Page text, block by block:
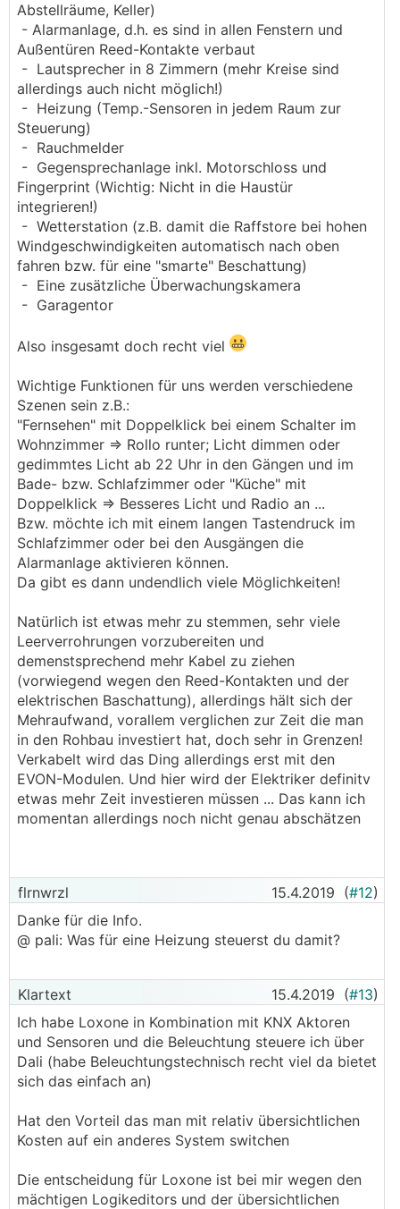
Abstellräume, Keller)
- Alarmanlage, d.h. es sind in allen Fenstern und
Außentüren Reed-Kontakte verbaut
- Lautsprecher in 8 Zimmern (mehr Kreise sind
allerdings auch nicht möglich!)
- Heizung (Temp.-Sensoren in jedem Raum zur
Steuerung)
- Rauchmelder
- Gegensprechanlage inkl. Motorschloss und
Fingerprint (Wichtig: Nicht in die Haustür
integrieren!)
- Wetterstation (z.B. damit die Raffstore bei hohen
Windgeschwindigkeiten automatisch nach oben
fahren bzw. für eine "smarte" Beschattung)
- Eine zusätzliche Überwachungskamera
- Garagentor
Also insgesamt doch recht viel
Wichtige Funktionen für uns werden verschiedene
Szenen sein z.B.:
"Fernsehen" mit Doppelklick bei einem Schalter im
Wohnzimmer => Rollo runter; Licht dimmen oder
gedimmtes Licht ab 22 Uhr in den Gängen und im
Bade- bzw. Schlafzimmer oder "Küche" mit
Doppelklick => Besseres Licht und Radio an ...
Bzw. möchte ich mit einem langen Tastendruck im
Schlafzimmer oder bei den Ausgängen die
Alarmanlage aktivieren können.
Da gibt es dann undendlich viele Möglichkeiten!
Natürlich ist etwas mehr zu stemmen, sehr viele
Leerverrohrungen vorzubereiten und
demenstsprechend mehr Kabel zu ziehen
(vorwiegend wegen den Reed-Kontakten und der
elektrischen Baschattung), allerdings hält sich der
Mehraufwand, vorallem verglichen zur Zeit die man
in den Rohbau investiert hat, doch sehr in Grenzen!
Verkabelt wird das Ding allerdings erst mit den
EVON-Modulen. Und hier wird der Elektriker definitv
etwas mehr Zeit investieren müssen ... Das kann ich
momentan allerdings noch nicht genau abschätzen
flrnwrzl 15.4.2019 (#12)
Danke für die Info.
@ pali: Was für eine Heizung steuerst du damit?
Klartext 15.4.2019 (#13)
Ich habe Loxone in Kombination mit KNX Aktoren
und Sensoren und die Beleuchtung steuere ich über
Dali (habe Beleuchtungstechnisch recht viel da bietet
sich das einfach an)
Hat den Vorteil das man mit relativ übersichtlichen
Kosten auf ein anderes System switchen
Die entscheidung für Loxone ist bei mir wegen den
mächtigen Logikeditors und der übersichtlichen